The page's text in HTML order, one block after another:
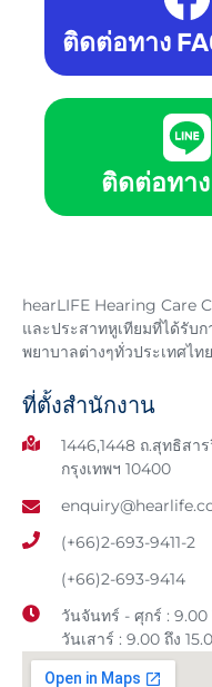
ติดต่อทาง
ติดต่อทา
hearLIFE Hearing Care
และประสาทหูเทียมที่ได้รับก
พยาบาลต่างๆทั่วประเทศไทย
ที่ตั้งสำนักงาน
1446,1448 ถ.สุทธิสา
กรุงเทพฯ 10400
(+66)2-693-9411-2
(+66)2-693-9414
วันจันทร์ - ศุกร์ : 9.00
วันเสาร์ : 9.00 ถึง